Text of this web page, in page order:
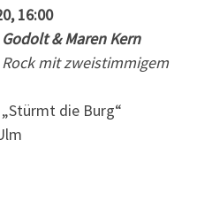
16:00
& Maren Kern
mit zweistimmigem
die Burg“